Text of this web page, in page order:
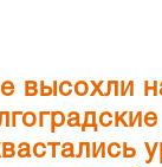
высохли